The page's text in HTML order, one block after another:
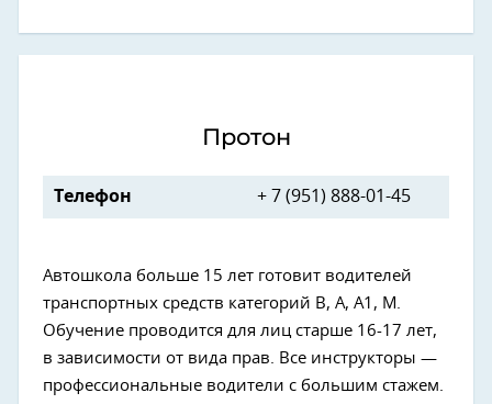
Протон
Телефон + 7 (951) 888-01-45
Автошкола больше 15 лет готовит водителей
транспортных средств категорий В, А, А1, М.
Обучение проводится для лиц старше 16-17 лет,
в зависимости от вида прав. Все инструкторы —
профессиональные водители с большим стажем.